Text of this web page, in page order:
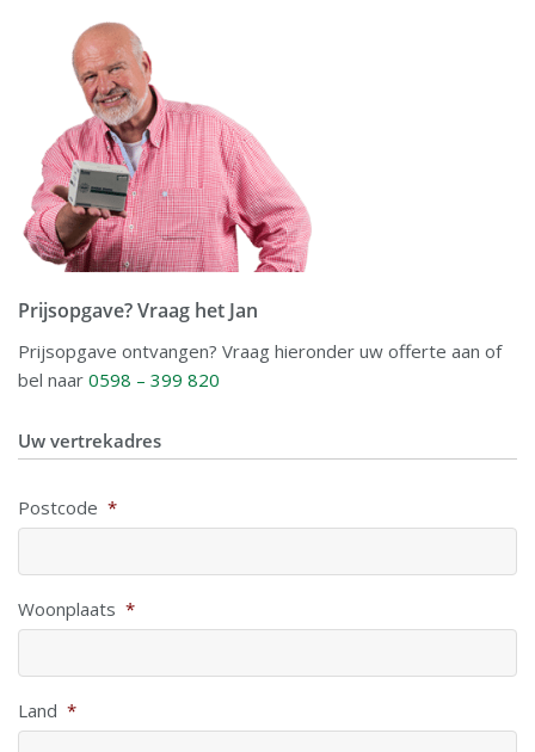
Prijsopgave? Vraag het Jan
Prijsopgave ontvangen? Vraag hieronder uw offerte aan of
bel naar 0598 – 399 820
Uw vertrekadres
Postcode *
Woonplaats *
Land *